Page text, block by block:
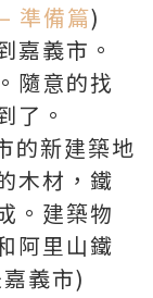
準備篇)
嘉義市。
隨意的找
了。
的新建築地
木材，鐵
。建築物
阿里山鐵
義市)